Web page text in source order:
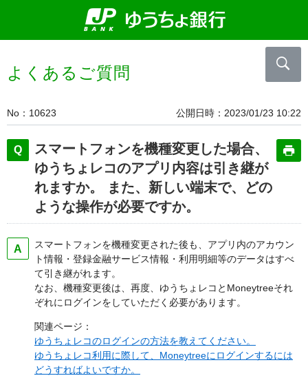
よくあるご質問
No 10623 公開日時 2023/01/23 10:22
スマートフォンを機種変更した場合、
ゆうちょレコのアプリ内容は引き継が
れますか。 また、新しい端末で、どの
ような操作が必要ですか。
スマートフォンを機種変更された後も、アプリ内のアカウン
ト情報・登録金融サービス情報・利用明細等のデータはすべ
て引き継がれます。
なお、機種変更後は、再度、ゆうちょレコとMoneytreeそれ
ぞれにログインをしていただく必要があります。
関連ページ：
ゆうちょレコのログインの方法を教えてください。
ゆうちょレコ利用に際して、Moneytreeにログインするには
どうすればよいですか。